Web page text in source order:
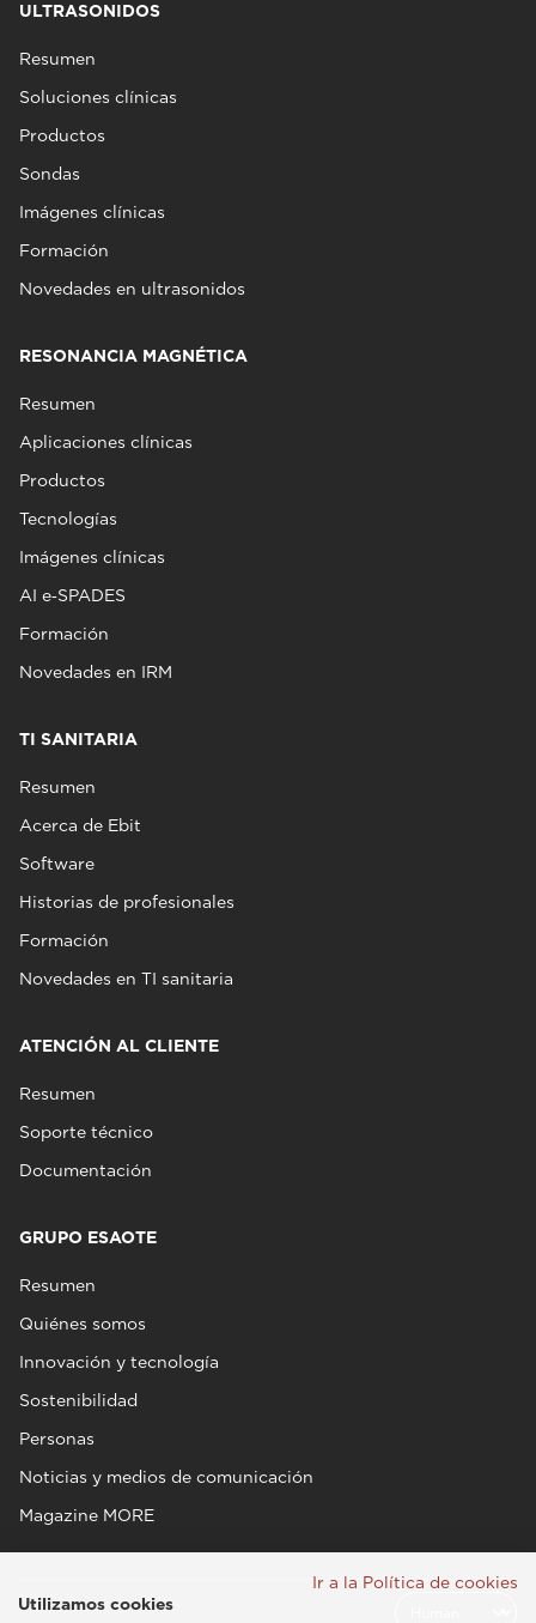
ULTRASONIDOS
Resumen
Soluciones clínicas
Productos
Sondas
Imágenes clínicas
Formación
Novedades en ultrasonidos
RESONANCIA MAGNÉTICA
Resumen
Aplicaciones clínicas
Productos
Tecnologías
Imágenes clínicas
AI e‑SPADES
Formación
Novedades en IRM
TI SANITARIA
Resumen
Acerca de Ebit
Software
Historias de profesionales
Formación
Novedades en TI sanitaria
ATENCIÓN AL CLIENTE
Resumen
Soporte técnico
Documentación
GRUPO ESAOTE
Resumen
Quiénes somos
Innovación y tecnología
Sostenibilidad
Personas
Noticias y medios de comunicación
Magazine MORE
Ir a la Política de cookies
Utilizamos cookies